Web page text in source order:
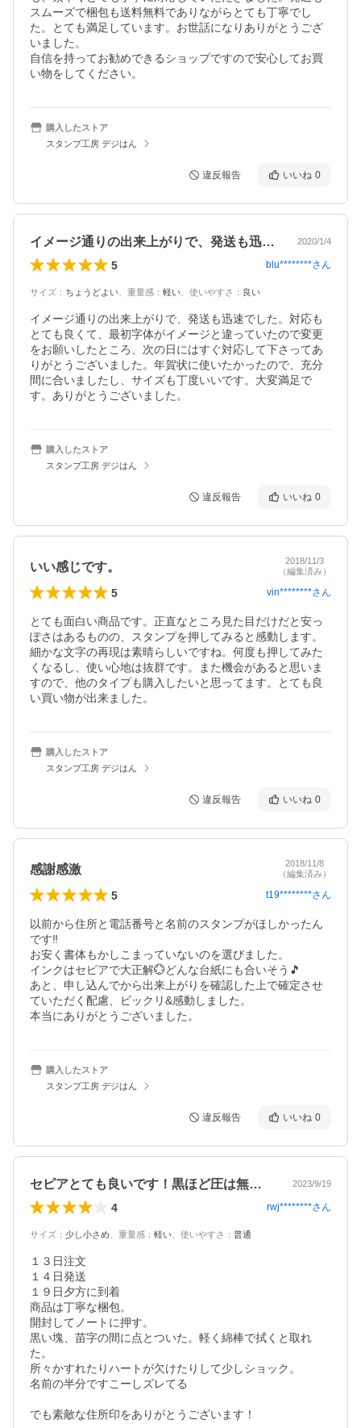
スムーズで梱包も送料無料でありながらとても丁寧でし
た。とても満足しています。お世話になりありがとうござ
いました。
自信を持ってお勧めできるショップですので安心してお買
い物をしてください。
購入したストア
スタンプ工房 デジはん
違反報告 いいね 0
イメージ通りの出来上がりで、発送も迅速… 2020/1/4
5 blu********さん
サイズ ： ちょうどよい 重量感 ： 軽い 使いやすさ ： 良い
イメージ通りの出来上がりで、発送も迅速でした。対応も
とても良くて、最初字体がイメージと違っていたので変更
をお願いしたところ、次の日にはすぐ対応して下さってあ
りがとうございました。年賀状に使いたかったので、充分
間に合いましたし、サイズも丁度いいです。大変満足で
す。ありがとうございました。
購入したストア
スタンプ工房 デジはん
違反報告 いいね 0
いい感じです。
2018/11/3
（編集済み）
5 vin********さん
とても面白い商品です。正直なところ見た目だけだと安っ
ぽさはあるものの、スタンプを押してみると感動します。
細かな文字の再現は素晴らしいですね。何度も押してみた
くなるし、使い心地は抜群です。また機会があると思いま
すので、他のタイプも購入したいと思ってます。とても良
い買い物が出来ました。
購入したストア
スタンプ工房 デジはん
違反報告 いいね 0
感謝感激
2018/11/8
（編集済み）
5 t19********さん
以前から住所と電話番号と名前のスタンプがほしかったん
です‼
お安く書体もかしこまっていないのを選びました。
インクはセピアで大正解💮どんな台紙にも合いそう🎵
あと、申し込んでから出来上がりを確認した上で確定させ
ていただく配慮、ビックリ&感動しました。
本当にありがとうございました。
購入したストア
スタンプ工房 デジはん
違反報告 いいね 0
セピアとても良いです！黒ほど圧は無い！ 2023/9/19
4 rwj********さん
サイズ ： 少し小さめ 重量感 ： 軽い 使いやすさ ： 普通
１３日注文
１４日発送
１９日夕方に到着
商品は丁寧な梱包。
開封してノートに押す。
黒い塊、苗字の間に点とついた。軽く綿棒で拭くと取れ
た。
所々かすれたりハートが欠けたりして少しショック。
名前の半分ですこーしズレてる
でも素敵な住所印をありがとうございます！